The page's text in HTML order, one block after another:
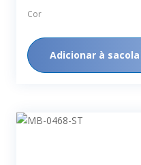
Cor
Adicionar à sacola